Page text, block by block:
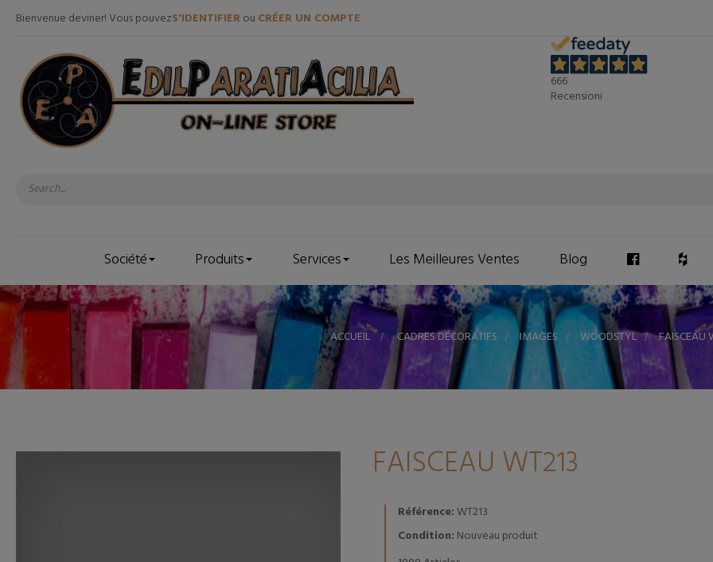
Bienvenue deviner! Vous pouvezS'IDENTIFIERou CRÉER UN COMPTE
666
Recensioni
Société Produits Services Les Meilleures Ventes Blog
ACCUEIL > CADRES DÉCORATIFS > IMAGES > WOODSTYL > FAISCEAU
FAISCEAU WT213
Référence:WT213
Condition: Nouveau produit